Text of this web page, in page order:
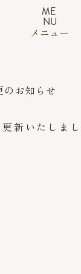
ME
NU
メニュー
のお知らせ
新いたしまし